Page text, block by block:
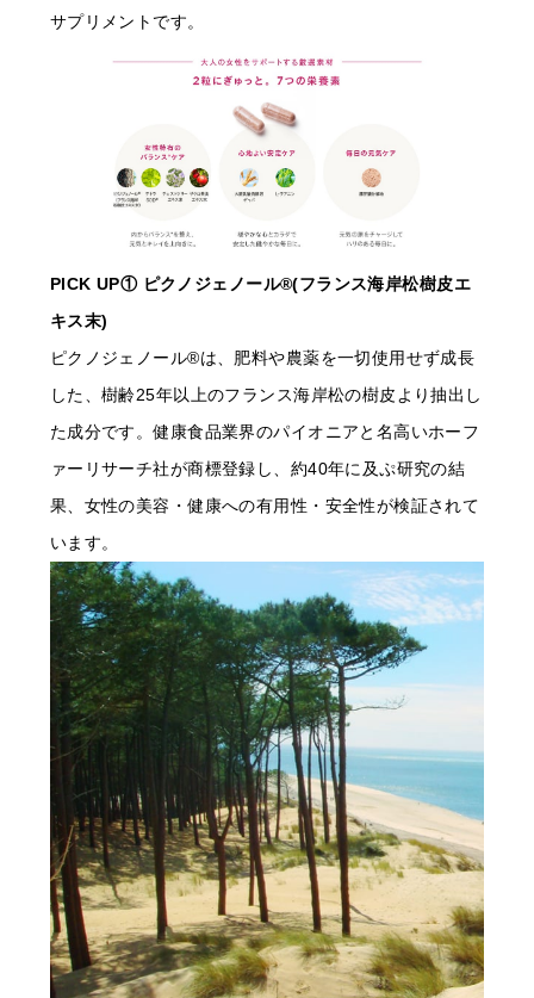
サプリメントです。
PICK UP① ピクノジェノール®(フランス海岸松樹皮エ
キス末)
ピクノジェノール®は、肥料や農薬を一切使用せず成長
した、樹齢25年以上のフランス海岸松の樹皮より抽出し
た成分です。健康食品業界のパイオニアと名高いホーフ
ァーリサーチ社が商標登録し、約40年に及ぷ研究の結
果、女性の美容・健康への有用性・安全性が検証されて
います。